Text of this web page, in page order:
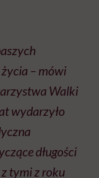
– mówi
Walki
wydarzyło
długości
tymi z roku